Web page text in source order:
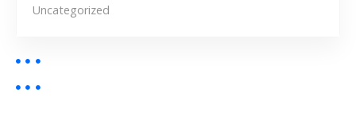
o
s
Uncategorized